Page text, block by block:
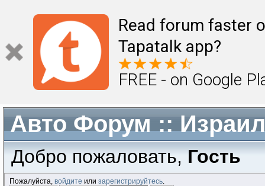
Read forum faster
Tapatalk app?
FREE - on Google
Авто Форум ::
Добро пожаловать,Гость
Пожалуйста,войдите илизарегистрируйтесь